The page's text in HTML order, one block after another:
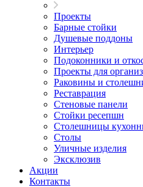
Проекты
Барные стойки
Душевые поддоны
Интерьер
Подоконники и
Проекты для
Раковины и
Реставрация
Стеновые панели
Стойки ресепшн
Столешницы
Столы
Уличные изделия
Эксклюзив
Акции
Контакты